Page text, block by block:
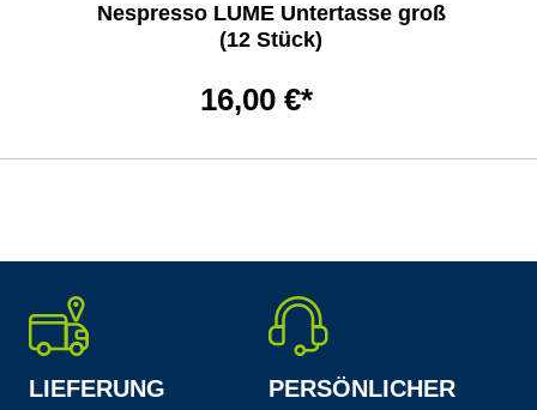
Nespresso LUME Untertasse groß
(12 Stück)
16,00 €*
LIEFERUNG
PERSÖNLICHER